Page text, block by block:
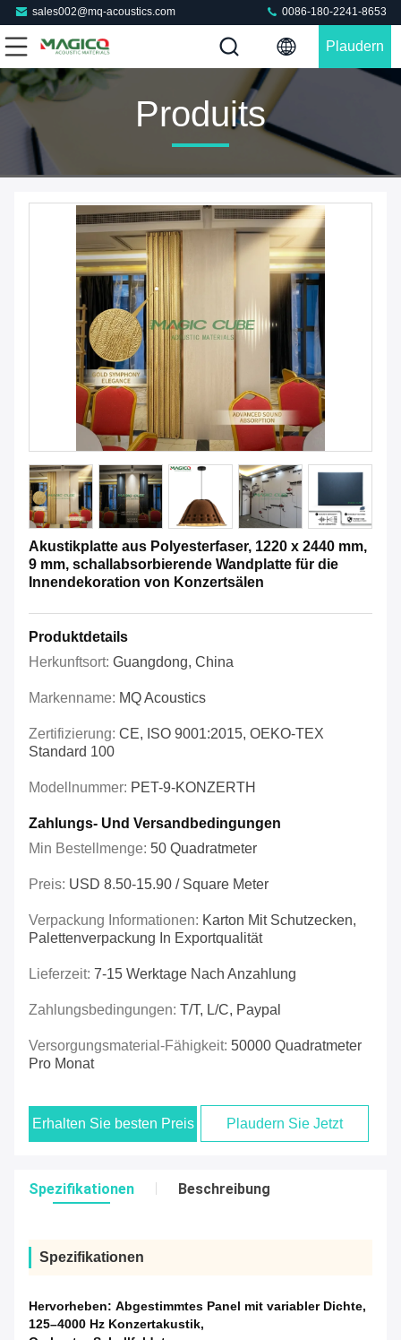
sales002@mq-acoustics.com 0086-180-2241-8653
Plaudern
Produits
Akustikplatte aus Polyesterfaser, 1220 x 2440 mm,
9 mm, schallabsorbierende Wandplatte für die
Innendekoration von Konzertsälen
Produktdetails
Herkunftsort: Guangdong, China
Markenname: MQ Acoustics
Zertifizierung: CE, ISO 9001:2015, OEKO-TEX
Standard 100
Modellnummer: PET-9-KONZERTH
Zahlungs- Und Versandbedingungen
Min Bestellmenge: 50 Quadratmeter
Preis: USD 8.50-15.90 / Square Meter
Verpackung Informationen: Karton Mit Schutzecken,
Palettenverpackung In Exportqualität
Lieferzeit: 7-15 Werktage Nach Anzahlung
Zahlungsbedingungen: T/t, L/c, Paypal
Versorgungsmaterial-Fähigkeit: 50000 Quadratmeter
Pro Monat
Erhalten Sie besten Preis Plaudern Sie Jetzt
Spezifikationen Beschreibung
Spezifikationen
Hervorheben: Abgestimmtes Panel mit variabler Dichte,
125–4000 Hz Konzertakustik,